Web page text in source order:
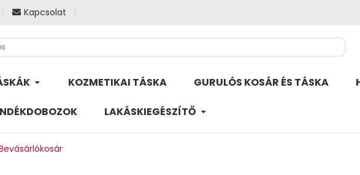
Kapcsolat
KOZMETIKAI TÁSKA GURULÓS KOSÁR ÉS TÁSKA
LAKÁSKIEGÉSZÍTŐ